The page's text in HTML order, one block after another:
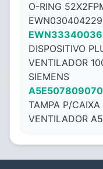
O-RING
DISPOSITIVO
VENTILADOR
SIEMENS
TAMPA P/CAIXA
VENTILADOR